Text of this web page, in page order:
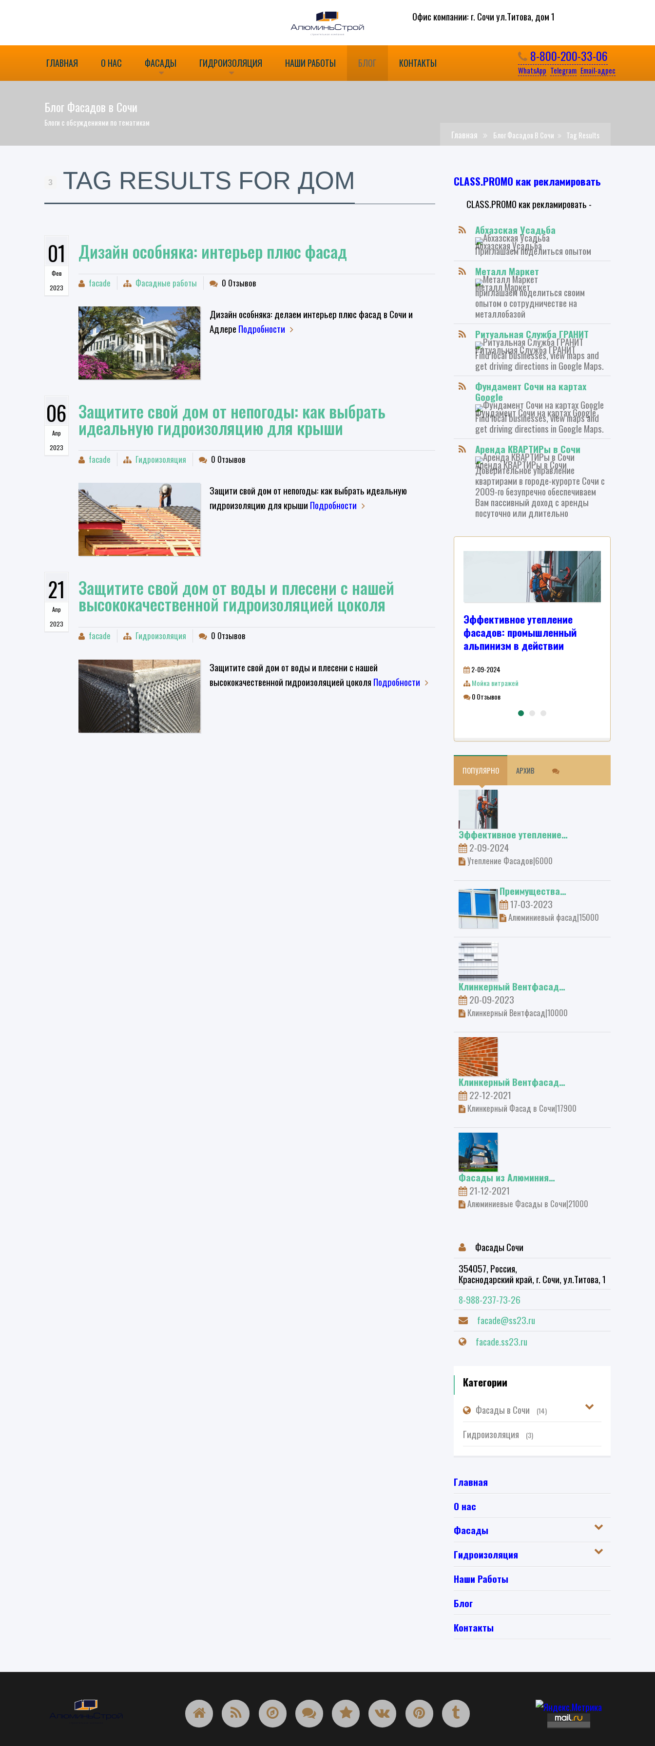
Офис компании: г. Сочи ул.Титова, дом 1
8-800-200-33-06
WhatsApp Telegram Email-адрес
ГЛАВНАЯ О НАС ФАСАДЫ ГИДРОИЗОЛЯЦИЯ НАШИ РАБОТЫ БЛОГ КОНТАКТЫ
Главная Блог Фасадов В Сочи Tag Results
Блог Фасадов в Сочи
Блоги с обсуждениями по тематикам
3 TAG RESULTS FOR ДОМ
01
Фев
2023
Дизайн особняка: интерьер плюс фасад
facade Фасадные работы 0 Отзывов
Дизайн особняка: делаем интерьер плюс фасад в Сочи и
Адлере Подробности
06
Апр
2023
​Защитите свой дом от непогоды: как выбрать
идеальную гидроизоляцию для крыши
facade Гидроизоляция 0 Отзывов
​Защити свой дом от непогоды: как выбрать идеальную
гидроизоляцию для крыши Подробности
21
Апр
2023
Защитите свой дом от воды и плесени с нашей
высококачественной гидроизоляцией цоколя
facade Гидроизоляция 0 Отзывов
Защитите свой дом от воды и плесени с нашей
высококачественной гидроизоляцией цоколя Подробности
CLASS.PROMO как рекламировать
CLASS.PROMO как рекламировать -
Абхазская Усадьба
Абхазская Усадьба
Приглашаем поделиться опытом
Металл Маркет
Металл Маркет
приглашаем поделиться своим
опытом о сотрудничестве на
металлобазой
Ритуальная Служба ГРАНИТ
Ритуальная Служба ГРАНИТ
Find local businesses, view maps and
get driving directions in Google Maps.
Фундамент Сочи на картах
Google
Фундамент Сочи на картах Google
Find local businesses, view maps and
get driving directions in Google Maps.
Аренда КВАРТИРы в Сочи
Аренда КВАРТИРы в Сочи
Доверительное управление
квартирами в городе-курорте Сочи с
2009-го безупречно обеспечиваем
Вам пассивный доход с аренды
посуточно или длительно
Эффективное утепление
фасадов: промышленный
альпинизм в действии
2-09-2024
Мойка витражей
0 Отзывов
ПОПУЛЯРНО АРХИВ
Эффективное утепление…
2-09-2024
Утепление Фасадов|6000
Преимущества…
17-03-2023
Алюминиевый фасад|15000
​Клинкерный Вентфасад…
20-09-2023
Клинкерный Вентфасад|10000
Клинкерный Вентфасад…
22-12-2021
Клинкерный Фасад в Сочи|17900
Фасады из Алюминия…
21-12-2021
Алюминиевые Фасады в Сочи|21000
Фасады Сочи
354057, Россия,
Краснодарский край, г. Сочи, ул.Титова, 1
8-988-237-73-26
facade@ss23.ru
facade.ss23.ru
Категории
Фасады в Сочи (14)
Гидроизоляция (3)
Главная
О нас
Фасады
Гидроизоляция
Наши Работы
Блог
Контакты